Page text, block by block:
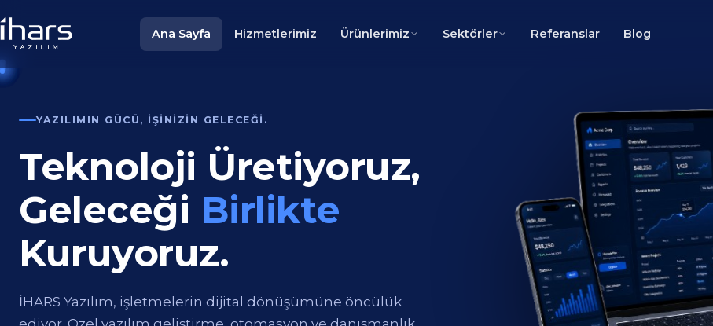
Ana Sayfa Hizmetlerimiz Ürünlerimiz Sektörler Referanslar Blog
YAZILIMIN GÜCÜ, İŞINIZIN GELECEĞI.
Teknoloji Üretiyoruz,
Geleceği Birlikte
Kuruyoruz.
İHARS Yazılım, işletmelerin dijital dönüşümüne öncülük